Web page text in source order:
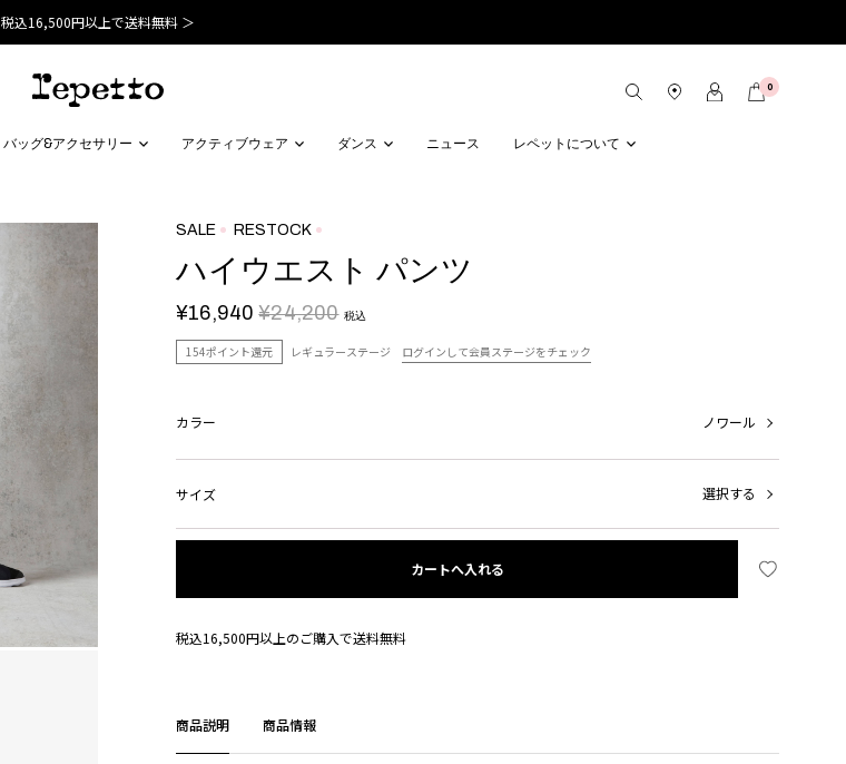
税込16,500円以上で送料無料 ＞
0
バッグ&アクセサリー アクティブウェア ダンス ニュース レペットについて
SALE RESTOCK
ハイウエスト パンツ
¥16,940 ¥24,200 税込
154ポイント還元 レギュラーステージ ログインして会員ステージをチェック
カラー ノワール
サイズ 選択する
カートへ入れる
税込16,500円以上のご購入で送料無料
商品説明 商品情報